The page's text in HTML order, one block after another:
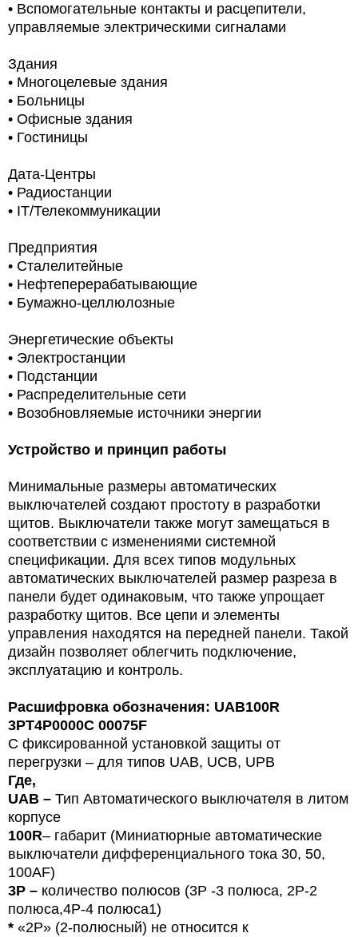
• Вспомогательные контакты и расцепители,
управляемые электрическими сигналами
Здания
• Многоцелевые здания
• Больницы
• Офисные здания
• Гостиницы
Дата-Центры
• Радиостанции
• IT/Телекоммуникации
Предприятия
• Сталелитейные
• Нефтеперерабатывающие
• Бумажно-целлюлозные
Энергетические объекты
• Электростанции
• Подстанции
• Распределительные сети
• Возобновляемые источники энергии
Устройство и принцип работы
Минимальные размеры автоматических
выключателей создают простоту в разработки
щитов. Выключатели также могут замещаться в
соответствии с изменениями системной
спецификации. Для всех типов модульных
автоматических выключателей размер разреза в
панели будет одинаковым, что также упрощает
разработку щитов. Все цепи и элементы
управления находятся на передней панели. Такой
дизайн позволяет облегчить подключение,
эксплуатацию и контроль.
Расшифровка обозначения: UAB100R
3PT4P0000C 00075F
С фиксированной установкой защиты от
перегрузки – для типов UAB, UCB, UPB
Где,
UAB – Тип Автоматического выключателя в литом
корпусе
100R– габарит (Миниатюрные автоматические
выключатели дифференциального тока 30, 50,
100AF)
3P – количество полюсов (3Р -3 полюса, 2P-2
полюса,4Р-4 полюса1)
* «2P» (2-полюсный) не относится к